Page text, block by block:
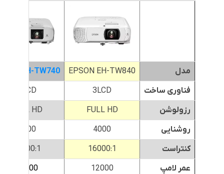
مدل EPSON EH-TW840
EH-TW740
فناوری ساخت
3LCD
3LCD
رزولوشن
FULL HD
FULL HD
روشنایی
4000
3300
کنتراست
16000:1
16000:1
عمر لامپ
12000
13000